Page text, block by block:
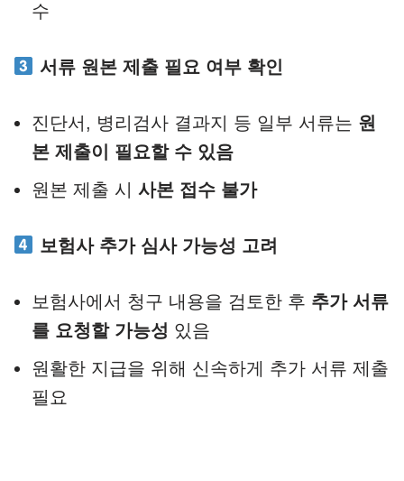
수
서류 원본 제출 필요 여부 확인
진단서, 병리검사 결과지 등 일부 서류는 원
본 제출이 필요할 수 있음
원본 제출 시 사본 접수 불가
보험사 추가 심사 가능성 고려
보험사에서 청구 내용을 검토한 후 추가 서류
를 요청할 가능성 있음
원활한 지급을 위해 신속하게 추가 서류 제출
필요